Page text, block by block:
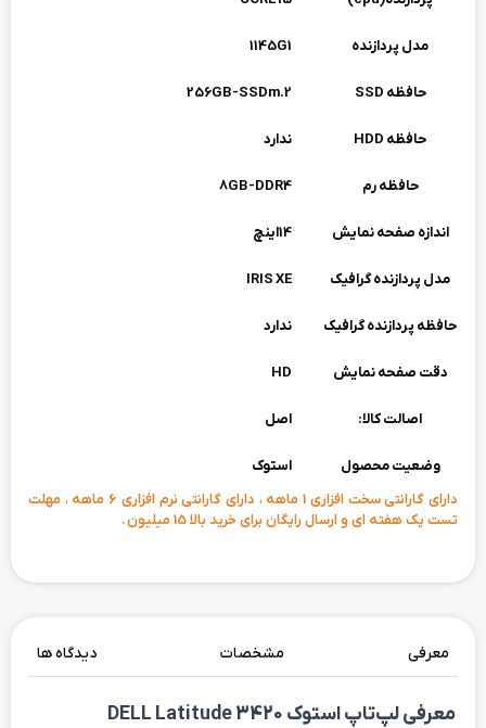
مدل پردازنده
حافظه SSD
حافظه HDD ندارد
حافظه رم
اندازه صفحه نمایش
مدل پردازنده گرافیک
حافظه پردازنده گرافیک ندارد
دقت صفحه نمایش
اصالت کالا: اصل
وضعیت محصول
استوک
دارای گارانتی سخت افزاری 1 ماهه ، دارای گارانتی نرم افزاری 6 ماهه ، مهلت
تست یک هفته ای و ارسال رایگان برای خرید بالا 15 میلیون .
معرفی مشخصات دیدگاه ها
معرفی لپ‌تاپ استوک DELL Latitude 3420